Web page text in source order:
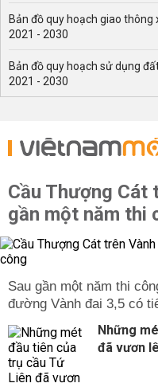
Bản đồ quy hoạch giao thông
2021 - 2030
Bản đồ quy hoạch sử dụng
2021 - 2030
Cầu Thượng Cát
gần một năm thi
Sau gần một năm thi
đường Vành đai 3,5 có
Những
đã vươn